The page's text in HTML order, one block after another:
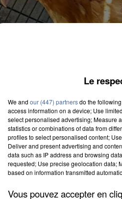
à la ferme pédagogique
qu'elle faisait partie des
êtes invité à contacter
Le
We and our (447) partnersdo the
access information on a device; Use
select personalised advertising; Measure
statistics or combinations of data from
profiles to select personalised content;
Deliver and present advertising and
data such as IP address and browsing
requested; Use precise geolocation data;
based on information transmitted
Vous pouvez accepter en